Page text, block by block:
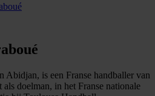
Abidjan, is een Franse handballer van
doelman, in het Franse nationale